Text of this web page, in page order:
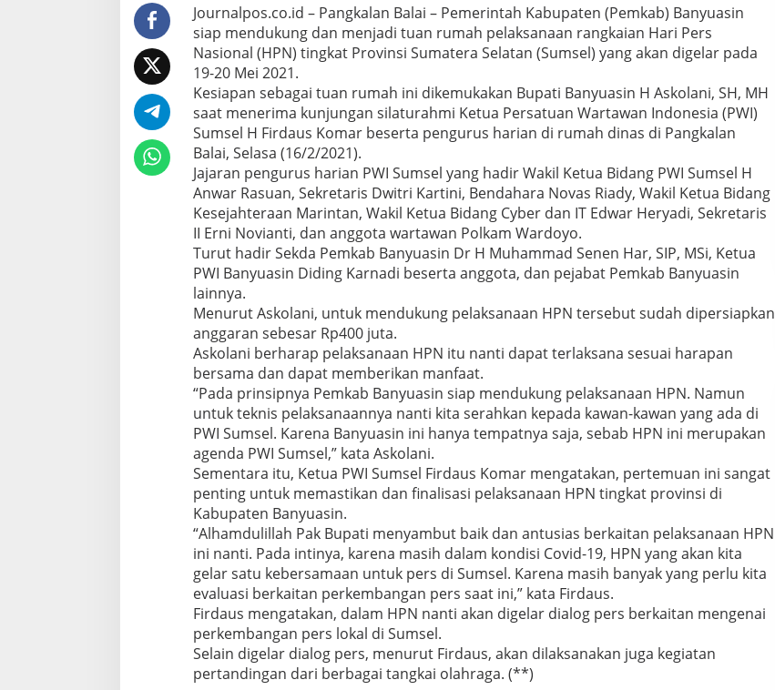
T
a
n
R
u
m
a
h
P
e
l
a
k
s
a
n
a
n
H
P
N
P
e
m
k
a
b
B
a
n
y
a
s
i
n
S
a
Journalpos.co.id – Pangkalan Balai – Pemerintah Kabupaten (Pemkab) Banyuasin
siap mendukung dan menjadi tuan rumah pelaksanaan rangkaian Hari Pers
Nasional (HPN) tingkat Provinsi Sumatera Selatan (Sumsel) yang akan digelar pada
19-20 Mei 2021.
Kesiapan sebagai tuan rumah ini dikemukakan Bupati Banyuasin H Askolani, SH, MH
saat menerima kunjungan silaturahmi Ketua Persatuan Wartawan Indonesia (PWI)
Sumsel H Firdaus Komar beserta pengurus harian di rumah dinas di Pangkalan
Balai, Selasa (16/2/2021).
Jajaran pengurus harian PWI Sumsel yang hadir Wakil Ketua Bidang PWI Sumsel H
Anwar Rasuan, Sekretaris Dwitri Kartini, Bendahara Novas Riady, Wakil Ketua Bidang
Kesejahteraan Marintan, Wakil Ketua Bidang Cyber dan IT Edwar Heryadi, Sekretaris
II Erni Novianti, dan anggota wartawan Polkam Wardoyo.
Turut hadir Sekda Pemkab Banyuasin Dr H Muhammad Senen Har, SIP, MSi, Ketua
PWI Banyuasin Diding Karnadi beserta anggota, dan pejabat Pemkab Banyuasin
lainnya.
Menurut Askolani, untuk mendukung pelaksanaan HPN tersebut sudah dipersiapkan
anggaran sebesar Rp400 juta.
Askolani berharap pelaksanaan HPN itu nanti dapat terlaksana sesuai harapan
bersama dan dapat memberikan manfaat.
“Pada prinsipnya Pemkab Banyuasin siap mendukung pelaksanaan HPN. Namun
untuk teknis pelaksanaannya nanti kita serahkan kepada kawan-kawan yang ada di
PWI Sumsel. Karena Banyuasin ini hanya tempatnya saja, sebab HPN ini merupakan
agenda PWI Sumsel,” kata Askolani.
Sementara itu, Ketua PWI Sumsel Firdaus Komar mengatakan, pertemuan ini sangat
penting untuk memastikan dan finalisasi pelaksanaan HPN tingkat provinsi di
Kabupaten Banyuasin.
“Alhamdulillah Pak Bupati menyambut baik dan antusias berkaitan pelaksanaan HPN
ini nanti. Pada intinya, karena masih dalam kondisi Covid-19, HPN yang akan kita
gelar satu kebersamaan untuk pers di Sumsel. Karena masih banyak yang perlu kita
evaluasi berkaitan perkembangan pers saat ini,” kata Firdaus.
Firdaus mengatakan, dalam HPN nanti akan digelar dialog pers berkaitan mengenai
perkembangan pers lokal di Sumsel.
Selain digelar dialog pers, menurut Firdaus, akan dilaksanakan juga kegiatan
pertandingan dari berbagai tangkai olahraga. (**)